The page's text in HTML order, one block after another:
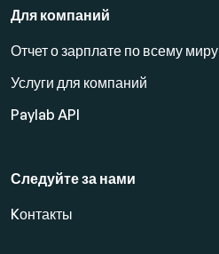
Для компаний
Отчет о зарплате по всему миру
Услуги для компаний
Paylab API
Следуйте за нами
Kонтакты